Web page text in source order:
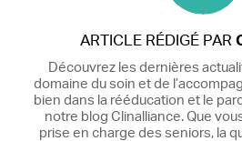
ARTICLE RÉDIGÉ PAR
Découvrez les dernières
domaine du soin et de
bien dans la rééducation et le
notre blog Clinalliance. Que
prise en charge des seniors, la